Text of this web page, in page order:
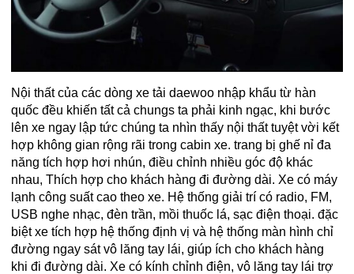
Nội thất của các dòng xe tải daewoo nhập khẩu từ hàn
quốc đều khiến tất cả chungs ta phải kinh ngạc, khi bước
lên xe ngay lập tức chúng ta nhìn thấy nội thất tuyệt vời kết
hợp không gian rộng rãi trong cabin xe. trang bị ghế nỉ đa
năng tích hợp hơi nhún, điều chỉnh nhiều góc độ khác
nhau, Thích hợp cho khách hàng đi đường dài. Xe có máy
lạnh công suất cao theo xe. Hệ thống giải trí có radio, FM,
USB nghe nhạc, đèn trần, mồi thuốc lá, sạc điện thoại. đặc
biệt xe tích hợp hệ thống định vị và hệ thống màn hình chỉ
đường ngay sát vô lăng tay lái, giúp ích cho khách hàng
khi đi đường dài. Xe có kính chỉnh điện, vô lăng tay lái trợ